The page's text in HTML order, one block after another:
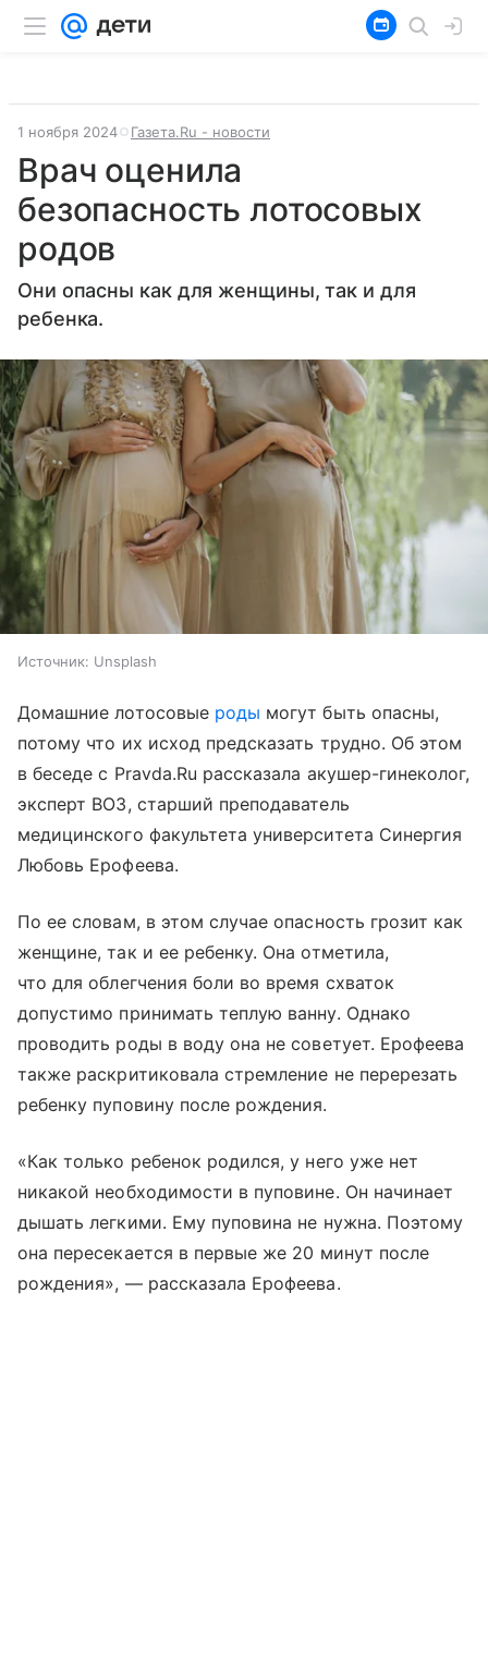
1 ноября 2024 Газета.Ru - новости
Врач оценила
безопасность лотосовых
родов
Они опасны как для женщины, так и для
ребенка.
Источник: Unsplash
Домашние лотосовые роды могут быть опасны,
потому что их исход предсказать трудно. Об этом
в беседе с Pravda.Ru рассказала акушер-гинеколог,
эксперт ВОЗ, старший преподаватель
медицинского факультета университета Синергия
Любовь Ерофеева.
По ее словам, в этом случае опасность грозит как
женщине, так и ее ребенку. Она отметила,
что для облегчения боли во время схваток
допустимо принимать теплую ванну. Однако
проводить роды в воду она не советует. Ерофеева
также раскритиковала стремление не перерезать
ребенку пуповину после рождения.
«Как только ребенок родился, у него уже нет
никакой необходимости в пуповине. Он начинает
дышать легкими. Ему пуповина не нужна. Поэтому
она пересекается в первые же 20 минут после
рождения», — рассказала Ерофеева.